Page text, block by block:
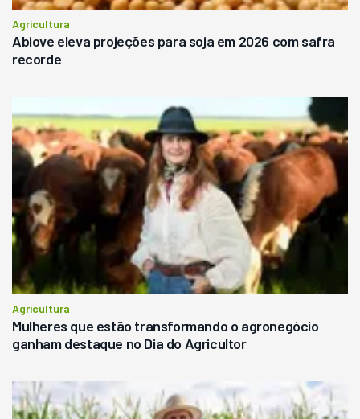
Agricultura
Abiove eleva projeções para soja em 2026 com safra
recorde
Agricultura
Mulheres que estão transformando o agronegócio
ganham destaque no Dia do Agricultor